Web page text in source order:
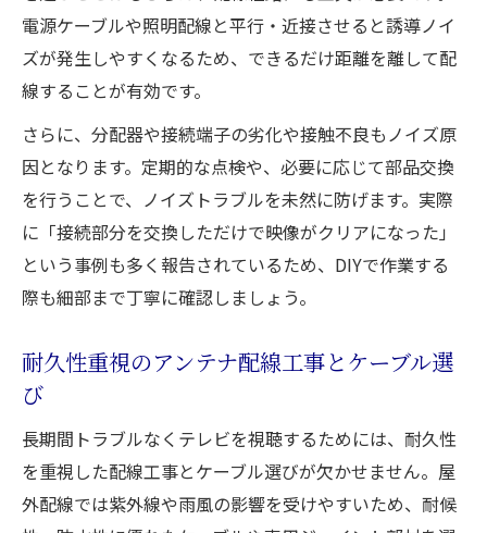
電源ケーブルや照明配線と平行・近接させると誘導ノイ
ズが発生しやすくなるため、できるだけ距離を離して配
線することが有効です。
さらに、分配器や接続端子の劣化や接触不良もノイズ原
因となります。定期的な点検や、必要に応じて部品交換
を行うことで、ノイズトラブルを未然に防げます。実際
に「接続部分を交換しただけで映像がクリアになった」
という事例も多く報告されているため、DIYで作業する
際も細部まで丁寧に確認しましょう。
耐久性重視のアンテナ配線工事とケーブル選
び
長期間トラブルなくテレビを視聴するためには、耐久性
を重視した配線工事とケーブル選びが欠かせません。屋
外配線では紫外線や雨風の影響を受けやすいため、耐候